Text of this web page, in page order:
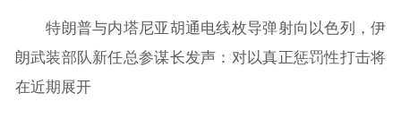
特朗普与内塔尼亚胡通电线枚导弹射向以色列，伊
朗武装部队新任总参谋长发声：对以真正惩罚性打击将
在近期展开